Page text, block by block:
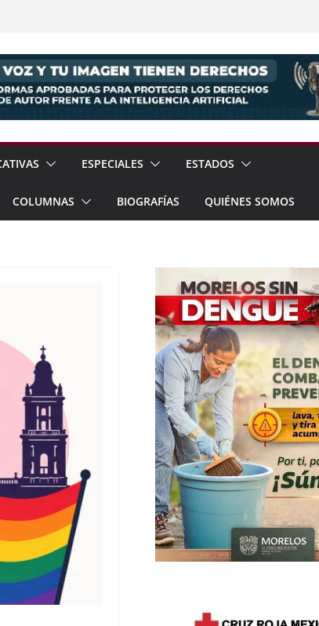
ESPECIALES ESTADOS
COLUMNAS BIOGRAFÍAS QUIÉNES SOMOS